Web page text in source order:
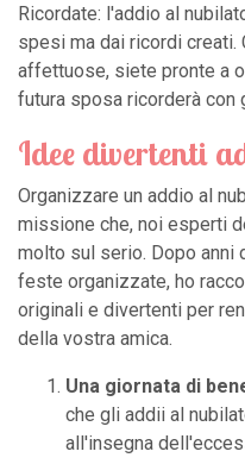
Ricordate: l'addio al
spesi ma dai ricordi creati.
affettuose, siete pronte a
futura sposa ricorderà con
Idee divertenti
Organizzare un addio al
missione che, noi esperti
molto sul serio. Dopo anni
feste organizzate, ho
originali e divertenti per
della vostra amica.
Una giornata di
che gli addii al
all'insegna